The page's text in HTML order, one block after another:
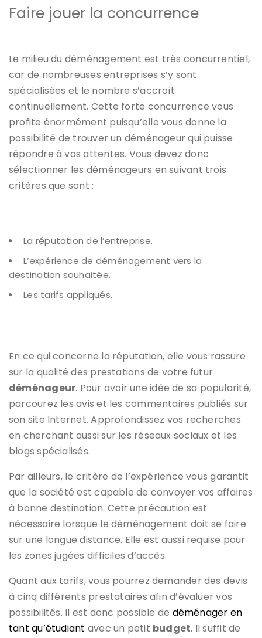
Faire jouer la concurrence
Le milieu du déménagement est très concurrentiel,
car de nombreuses entreprises s’y sont
spécialisées et le nombre s’accroît
continuellement. Cette forte concurrence vous
profite énormément puisqu’elle vous donne la
possibilité de trouver un déménageur qui puisse
répondre à vos attentes. Vous devez donc
sélectionner les déménageurs en suivant trois
critères que sont :
La réputation de l’entreprise.
L’expérience de déménagement vers la
destination souhaitée.
Les tarifs appliqués.
En ce qui concerne la réputation, elle vous rassure
sur la qualité des prestations de votre futur
déménageur. Pour avoir une idée de sa popularité,
parcourez les avis et les commentaires publiés sur
son site Internet. Approfondissez vos recherches
en cherchant aussi sur les réseaux sociaux et les
blogs spécialisés.
Par ailleurs, le critère de l’expérience vous garantit
que la société est capable de convoyer vos affaires
à bonne destination. Cette précaution est
nécessaire lorsque le déménagement doit se faire
sur une longue distance. Elle est aussi requise pour
les zones jugées difficiles d’accès.
Quant aux tarifs, vous pourrez demander des devis
à cinq différents prestataires afin d’évaluer vos
possibilités. Il est donc possible de déménager en
tant qu’étudiant avec un petit budget. Il suffit de